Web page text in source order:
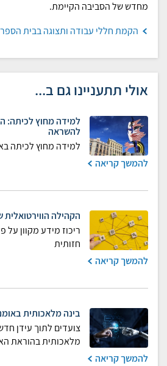
מחדש של הסביבה הקיימת.
הקמת חללי עבודה ותצוגה בבית הספר
אולי תתעניינו גם ב...
למידה מחוץ לכיתה:
להשראה
למידה מחוץ לכיתה
להמשך קריאה
הקהילה הווירטואלית
ריכוז מידע מקוון על
חזותית
להמשך קריאה
בינה מלאכותית
צועדים לתוך עידן
מלאכותית בהוראת
להמשך קריאה